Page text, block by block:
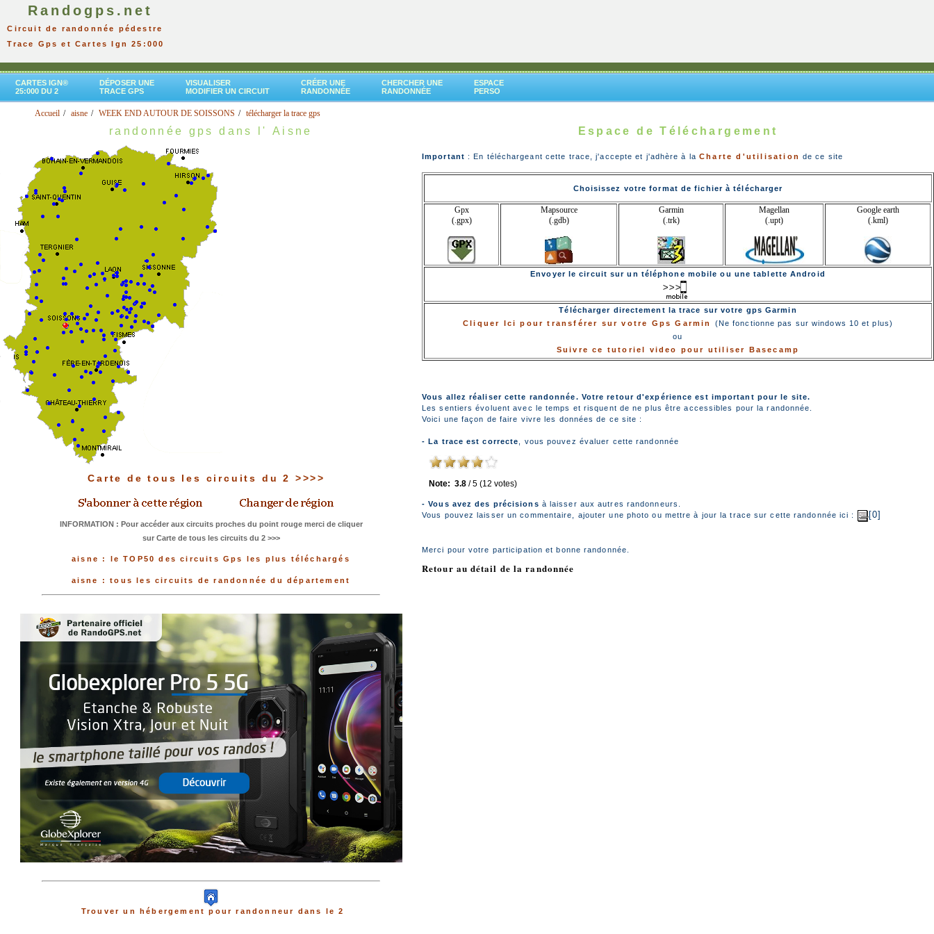
Randogps.net
Circuit de randonnée pédestre
Trace Gps et Cartes Ign 25:000
CARTES IGN®
25:000 DU 2
DÉPOSER UNE
TRACE GPS
VISUALISER
MODIFIER UN CIRCUIT
CRÉER UNE
RANDONNÉE
CHERCHER UNE
RANDONNÉE
ESPACE
PERSO
Accueil aisne WEEK END AUTOUR DE SOISSONS télécharger la trace gps
randonnée gps dans l' Aisne
Carte de tous les circuits du 2 >>>>
INFORMATION : Pour accéder aux circuits proches du point rouge merci de cliquer
sur Carte de tous les circuits du 2 >>>
aisne : le TOP50 des circuits Gps les plus téléchargés
aisne : tous les circuits de randonnée du département
Trouver un hébergement pour randonneur dans le 2
Espace de Téléchargement
Important : En téléchargeant cette trace, j'accepte et j'adhère à la Charte d'utilisation de ce site
Choisissez votre format de fichier à télécharger
Gpx
(.gpx)
Mapsource
(.gdb)
Garmin
(.trk)
Magellan
(.upt)
Google earth
(.kml)
Envoyer le circuit sur un téléphone mobile ou une tablette Android
Télécharger directement la trace sur votre gps Garmin
Cliquer Ici pour transférer sur votre Gps Garmin (Ne fonctionne pas sur windows 10 et plus)
ou
Suivre ce tutoriel video pour utiliser Basecamp
Vous allez réaliser cette randonnée. Votre retour d'expérience est important pour le site.
Les sentiers évoluent avec le temps et risquent de ne plus être accessibles pour la randonnée.
Voici une façon de faire vivre les données de ce site :
- La trace est correcte , vous pouvez évaluer cette randonnée
Note: 3.8 /5 (12 votes)
- Vous avez des précisions à laisser aux autres randonneurs.
Vous pouvez laisser un commentaire, ajouter une photo ou mettre à jour la trace sur cette randonnée ici :
[0]
Merci pour votre participation et bonne randonnée.
Retour au détail de la randonnée